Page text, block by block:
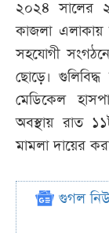
২০২৪ সালের
কাজলা
সহযোগী
ছোড়ে। গুলিবিদ্ধ
মেডিকেল
অবস্থায় রাত
মামলা দায়ের
গুগল